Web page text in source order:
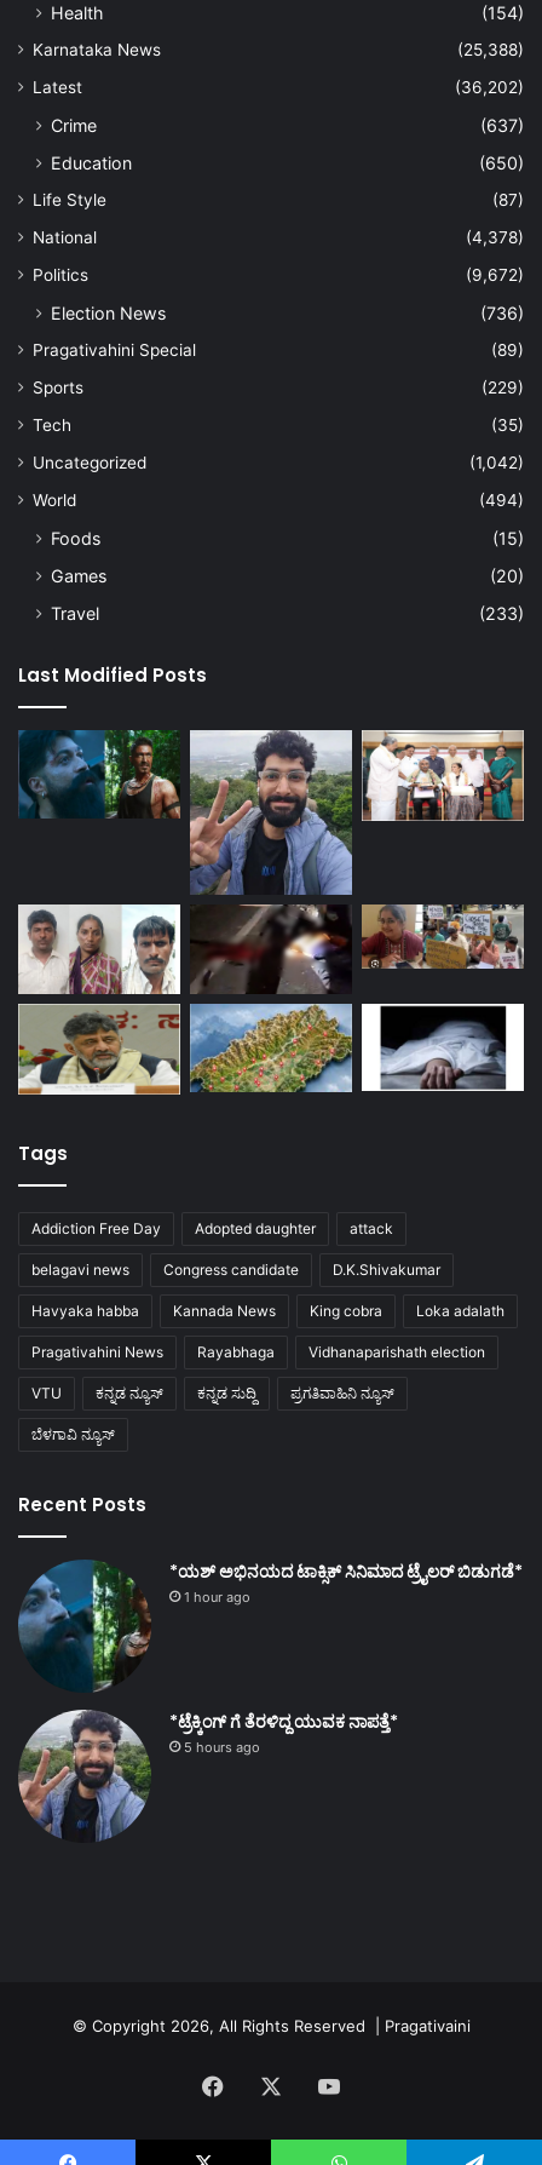
Health (154)
Karnataka News
(25,388)
Latest
(36,202)
Crime
(637)
Education
(650)
Life Style
(87)
National
(4,378)
Politics
(9,672)
Election News (736)
Pragativahini Special
(89)
Sports
(229)
Tech
(35)
Uncategorized
(1,042)
World
(494)
Foods
(15)
Games
(20)
Travel
(233)
Last Modified Posts
Tags
Addiction Free Day Adopted daughter attack
belagavi news Congress candidate D.K.Shivakumar
Havyaka habba Kannada News King cobra Loka adalath
Pragativahini News Rayabhaga Vidhanaparishath election
VTU ಕನ್ನಡ ನ್ಯೂಸ್ ಕನ್ನಡ ಸುದ್ದಿ ಪ್ರಗತಿವಾಹಿನಿ ನ್ಯೂಸ್
ಬೆಳಗಾವಿ ನ್ಯೂಸ್
Recent Posts
*ಯಶ್ ಅಭಿನಯದ ಟಾಕ್ಸಿಕ್ ಸಿನಿಮಾದ ಟ್ರೈಲರ್ ಬಿಡುಗಡೆ*
1 hour ago
*ಟ್ರೆಕ್ಕಿಂಗ್ ಗೆ ತೆರಳಿದ್ದ ಯುವಕ ನಾಪತ್ತೆ*
5 hours ago
© Copyright 2026, All Rights Reserved | Pragativaini
Facebook